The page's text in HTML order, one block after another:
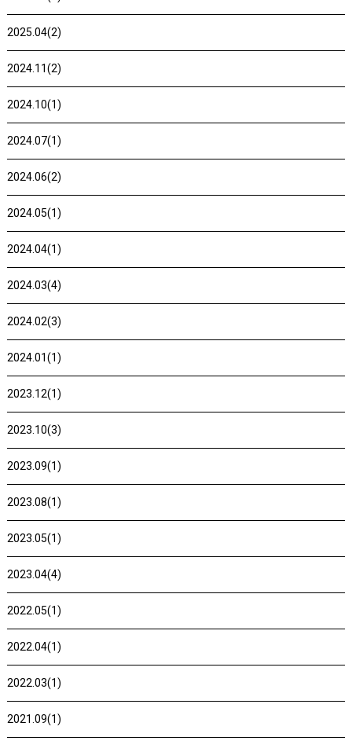
2025.04(2)
2024.11(2)
2024.10(1)
2024.07(1)
2024.06(2)
2024.05(1)
2024.04(1)
2024.03(4)
2024.02(3)
2024.01(1)
2023.12(1)
2023.10(3)
2023.09(1)
2023.08(1)
2023.05(1)
2023.04(4)
2022.05(1)
2022.04(1)
2022.03(1)
2021.09(1)